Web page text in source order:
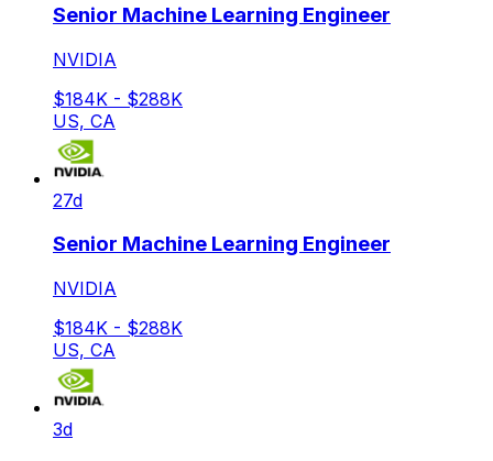
Senior Machine Learning Engineer
NVIDIA
$184K - $288K
US, CA
27d
Senior Machine Learning Engineer
NVIDIA
$184K - $288K
US, CA
3d